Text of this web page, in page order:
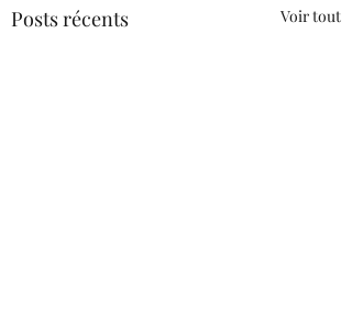
Posts récents Voir tout